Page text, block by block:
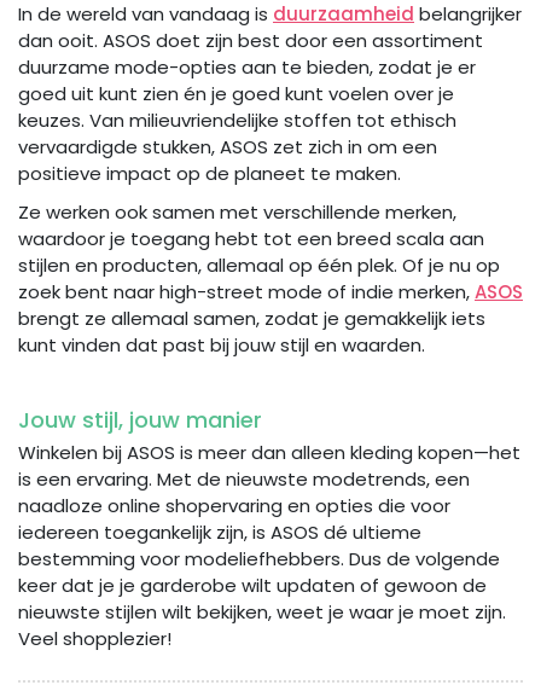
In de wereld van vandaag is duurzaamheid belangrijker
dan ooit. ASOS doet zijn best door een assortiment
duurzame mode-opties aan te bieden, zodat je er
goed uit kunt zien én je goed kunt voelen over je
keuzes. Van milieuvriendelijke stoffen tot ethisch
vervaardigde stukken, ASOS zet zich in om een
positieve impact op de planeet te maken.
Ze werken ook samen met verschillende merken,
waardoor je toegang hebt tot een breed scala aan
stijlen en producten, allemaal op één plek. Of je nu op
zoek bent naar high-street mode of indie merken,ASOS
brengt ze allemaal samen, zodat je gemakkelijk iets
kunt vinden dat past bij jouw stijl en waarden.
Jouw stijl, jouw manier
Winkelen bij ASOS is meer dan alleen kleding kopen—het
is een ervaring. Met de nieuwste modetrends, een
naadloze online shopervaring en opties die voor
iedereen toegankelijk zijn, is ASOS dé ultieme
bestemming voor modeliefhebbers. Dus de volgende
keer dat je je garderobe wilt updaten of gewoon de
nieuwste stijlen wilt bekijken, weet je waar je moet zijn.
Veel shopplezier!